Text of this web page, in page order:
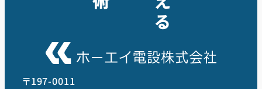
〒197-0011